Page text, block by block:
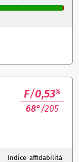
F/0,53%
68°/205
Indice affidabilità